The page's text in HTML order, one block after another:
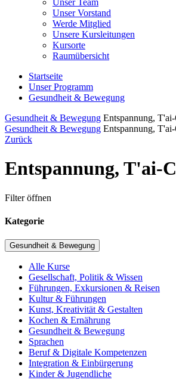
Unser Team
Unser Vorstand
Werde Mitglied
Unsere Kursleitungen
Kursorte
Raumübersicht
Startseite
Unser Programm
Gesundheit & Bewegung
Gesundheit & Bewegung Entspannung,
Gesundheit & Bewegung Entspannung,
Zurück
Entspannung, T'ai-
Filter öffnen
Kategorie
Gesundheit & Bewegung
Alle Kurse
Gesellschaft, Politik & Wissen
Führungen, Exkursionen & Reisen
Kultur & Führungen
Kunst, Kreativität & Gestalten
Kochen & Ernährung
Gesundheit & Bewegung
Sprachen
Beruf & Digitale Kompetenzen
Integration & Einbürgerung
Kinder & Jugendliche